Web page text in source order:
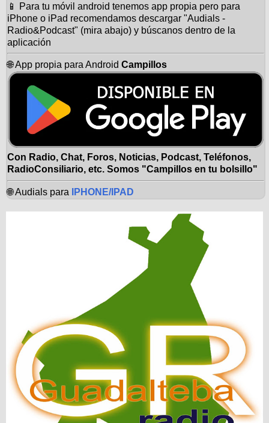
📱 Para tu móvil android tenemos app propia pero para
iPhone o iPad recomendamos descargar "Audials -
Radio&Podcast" (mira abajo) y búscanos dentro de la
aplicación
🌐 App propia para Android Campillos
Con Radio, Chat, Foros, Noticias, Podcast, Teléfonos,
RadioConsiliario, etc. Somos "Campillos en tu bolsillo"
🌐 Audials para IPHONE/IPAD